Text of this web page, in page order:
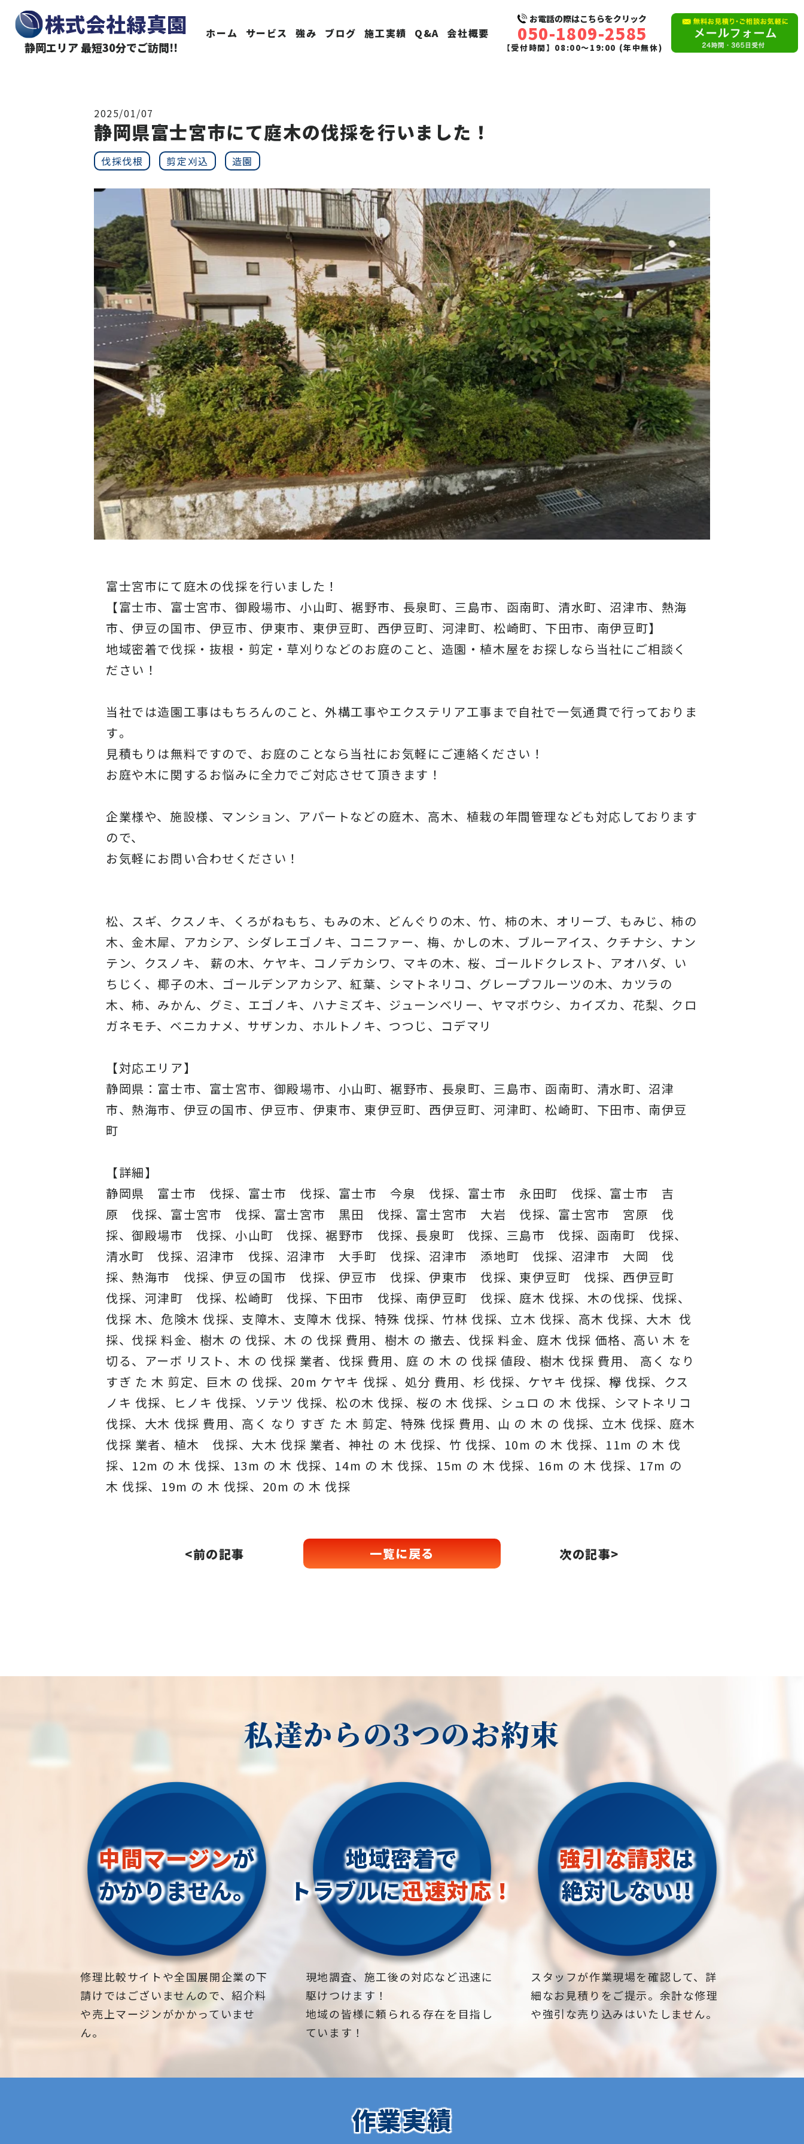
株式会社緑真園
静岡エリア 最短30分でご訪問!!
ホーム サービス 強み ブログ 施工実績 Q&A 会社概要
お電話の際はこちらをクリック
050-1809-2585
【受付時間】08:00〜19:00 (年中無休)
2025/01/07
静岡県富士宮市にて庭木の伐採を行いました！
伐採伐根 剪定刈込 造園
富士宮市にて庭木の伐採を行いました！
【富士市、富士宮市、御殿場市、小山町、裾野市、長泉町、三島市、函南町、清水町、沼津市、熱海
市、伊豆の国市、伊豆市、伊東市、東伊豆町、西伊豆町、河津町、松崎町、下田市、南伊豆町】
地域密着で伐採・抜根・剪定・草刈りなどのお庭のこと、造園・植木屋をお探しなら当社にご相談く
ださい！
当社では造園工事はもちろんのこと、外構工事やエクステリア工事まで自社で一気通貫で行っておりま
す。
見積もりは無料ですので、 お庭のことなら当社にお気軽にご連絡ください！
お庭や木に関するお悩みに全力でご対応させて頂きます！
企業様や、施設様、マンション、アパートなどの庭木、高木、 植栽の年間管理なども対応しております
ので、
お気軽にお問い合わせください！
松、スギ、クスノキ、くろがねもち、もみの木、どんぐりの木、竹、柿の木、オリーブ、もみじ、柿の
木、金木犀、アカシア、 シダレエゴノキ、コニファー、梅、かしの木、ブルーアイス、 クチナシ、ナン
テン、クスノキ、 薪の木、ケヤキ、コノデカシワ、マキの木、桜、
ゴールドクレスト、アオハダ、い
ちじく、椰子の木、 ゴールデンアカシア、紅葉、シマトネリコ、 グレープフルーツの木、カツラの
木、柿、みかん、グミ、 エゴノキ、ハナミズキ、ジューンベリー、ヤマボウシ、カイズカ、 花梨、クロ
ガネモチ、ベニカナメ、サザンカ、ホルトノキ、 つつじ、コデマリ
【対応エリア】
静岡県：富士市、富士宮市、御殿場市、小山町、裾野市、長泉町、三島市、函南町、清水町、沼津
市、熱海市、伊豆の国市、伊豆市、伊東市、東伊豆町、西伊豆町、河津町、松崎町、下田市、南伊豆
町
【詳細】
静岡県 富士市 伐採、富士市 伐採、富士市 今泉 伐採、富士市 永田町 伐採、富士市 吉
原 伐採、富士宮市 伐採、富士宮市 黒田 伐採、富士宮市 大岩 伐採、富士宮市 宮原 伐
採、御殿場市 伐採、小山町 伐採、裾野市 伐採、長泉町 伐採、三島市 伐採、函南町 伐採、
清水町 伐採、沼津市 伐採、沼津市 大手町 伐採、沼津市 添地町 伐採、沼津市 大岡 伐
採、熱海市 伐採、伊豆の国市 伐採、伊豆市 伐採、伊東市 伐採、東伊豆町 伐採、西伊豆町
伐採、河津町 伐採、松崎町 伐採、下田市 伐採、南伊豆町 伐採、庭木 伐採、木の伐採、伐採、
伐採 木、危険木 伐採、支障木、支障木 伐採、特殊 伐採、竹林 伐採、立木 伐採、高木 伐採、大木 伐
採、伐採 料金、樹木 の 伐採、木 の 伐採 費用、樹木 の 撤去、伐採 料金、庭木 伐採 価格、高い 木 を
切る、アーボ リスト、木 の 伐採 業者、伐採 費用、庭 の 木 の 伐採 値段、樹木 伐採 費用、 高く なり
すぎ た 木 剪定、巨木 の 伐採、20m ケヤキ 伐採 、処分 費用、杉 伐採、ケヤキ 伐採、欅 伐採、クス
ノキ 伐採、ヒノキ 伐採、ソテツ 伐採、松の木 伐採、桜の 木 伐採、シュロ の 木 伐採、シマトネリコ
伐採、大木 伐採 費用、高く なり すぎ た 木 剪定、特殊 伐採 費用、山 の 木 の 伐採、立木 伐採、庭木
伐採 業者、植木 伐採、大木 伐採 業者、神社 の 木 伐採、竹 伐採、10m の 木 伐採、11m の 木 伐
採、12m の 木 伐採、13m の 木 伐採、14m の 木 伐採、15m の 木 伐採、16m の 木 伐採、17m の
木 伐採、19m の 木 伐採、20m の 木 伐採
<前の記事 一覧に戻る 次の記事>
私達からの3つのお約束
中間マージンが
かかりません。
修理比較サイトや全国展開企業の下
請けではございませんので、紹介料
や売上マージンがかかっていませ
ん。
地域密着で
トラブルに迅速対応！
現地調査、施工後の対応など迅速に
駆けつけます！
地域の皆様に頼られる存在を目指し
ています！
強引な請求は
絶対しない!!
スタッフが作業現場を確認して、詳
細なお見積りをご提示。余計な修理
や強引な売り込みはいたしません。
作業実績